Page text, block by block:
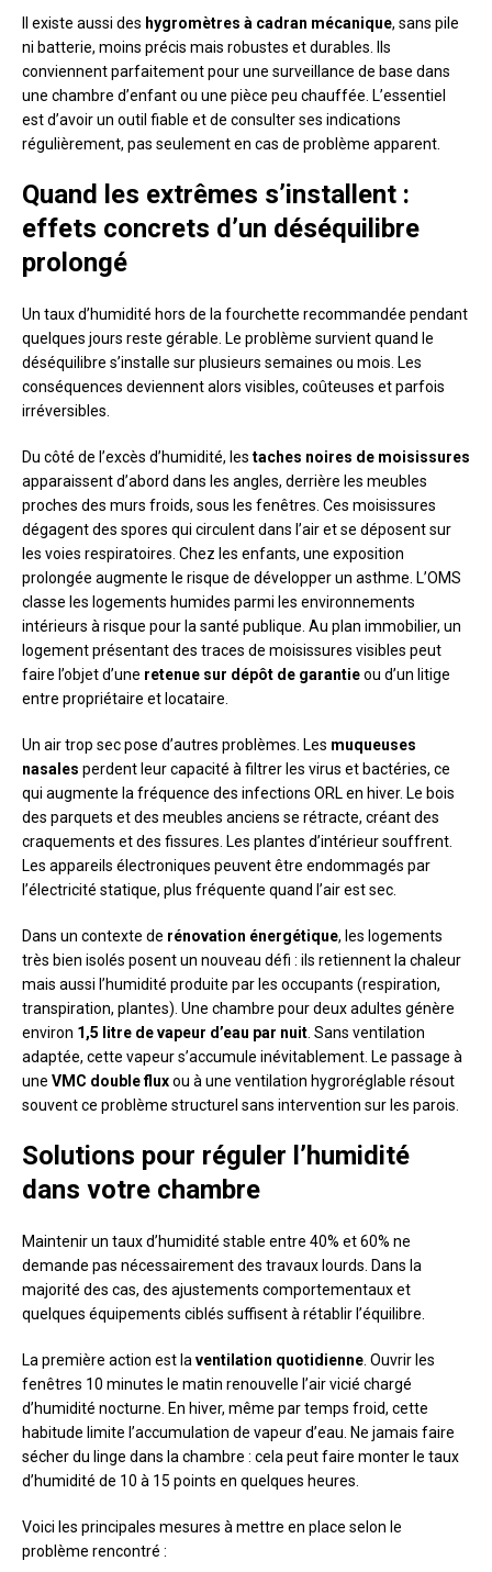
Il existe aussi des hygromètres à cadran mécanique, sans pile
ni batterie, moins précis mais robustes et durables. Ils
conviennent parfaitement pour une surveillance de base dans
une chambre d’enfant ou une pièce peu chauffée. L’essentiel
est d’avoir un outil fiable et de consulter ses indications
régulièrement, pas seulement en cas de problème apparent.
Quand les extrêmes s’installent :
effets concrets d’un déséquilibre
prolongé
Un taux d’humidité hors de la fourchette recommandée pendant
quelques jours reste gérable. Le problème survient quand le
déséquilibre s’installe sur plusieurs semaines ou mois. Les
conséquences deviennent alors visibles, coûteuses et parfois
irréversibles.
Du côté de l’excès d’humidité, les taches noires de moisissures
apparaissent d’abord dans les angles, derrière les meubles
proches des murs froids, sous les fenêtres. Ces moisissures
dégagent des spores qui circulent dans l’air et se déposent sur
les voies respiratoires. Chez les enfants, une exposition
prolongée augmente le risque de développer un asthme. L’OMS
classe les logements humides parmi les environnements
intérieurs à risque pour la santé publique. Au plan immobilier, un
logement présentant des traces de moisissures visibles peut
faire l’objet d’une retenue sur dépôt de garantieou d’un litige
entre propriétaire et locataire.
Un air trop sec pose d’autres problèmes. Les muqueuses
nasales perdent leur capacité à filtrer les virus et bactéries, ce
qui augmente la fréquence des infections ORL en hiver. Le bois
des parquets et des meubles anciens se rétracte, créant des
craquements et des fissures. Les plantes d’intérieur souffrent.
Les appareils électroniques peuvent être endommagés par
l’électricité statique, plus fréquente quand l’air est sec.
Dans un contexte de rénovation énergétique, les logements
très bien isolés posent un nouveau défi : ils retiennent la chaleur
mais aussi l’humidité produite par les occupants (respiration,
transpiration, plantes). Une chambre pour deux adultes génère
environ 1,5 litre de vapeur d’eau par nuit . Sans ventilation
adaptée, cette vapeur s’accumule inévitablement. Le passage à
une VMC double fluxou à une ventilation hygroréglable résout
souvent ce problème structurel sans intervention sur les parois.
Solutions pour réguler l’humidité
dans votre chambre
Maintenir un taux d’humidité stable entre 40% et 60% ne
demande pas nécessairement des travaux lourds. Dans la
majorité des cas, des ajustements comportementaux et
quelques équipements ciblés suffisent à rétablir l’équilibre.
La première action est la ventilation quotidienne . Ouvrir les
fenêtres 10 minutes le matin renouvelle l’air vicié chargé
d’humidité nocturne. En hiver, même par temps froid, cette
habitude limite l’accumulation de vapeur d’eau. Ne jamais faire
sécher du linge dans la chambre : cela peut faire monter le taux
d’humidité de 10 à 15 points en quelques heures.
Voici les principales mesures à mettre en place selon le
problème rencontré :